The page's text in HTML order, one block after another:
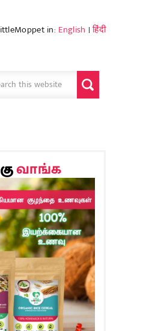
in: English |हिंदी
வாங்க